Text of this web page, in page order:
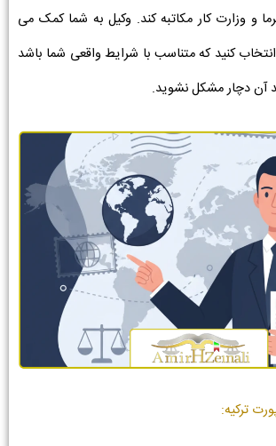
و وزارت کار مکاتبه کند. وکیل به شما کمک می
انتخاب کنید که متناسب با شرایط واقعی شما باشد
آن دچار مشکل نشوید.
ترکیه: